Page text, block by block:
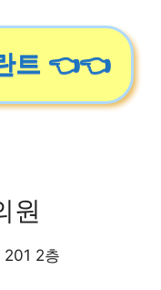
트 👈👈
원
201 2층